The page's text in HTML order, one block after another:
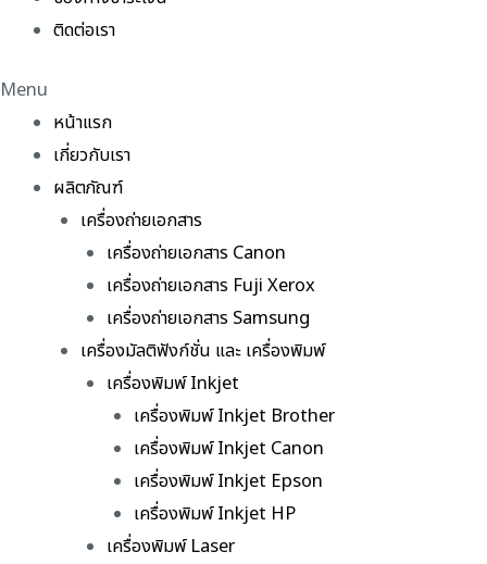
ติดต่อเรา
Menu
หน้าแรก
เกี่ยวกับเรา
ผลิตภัณฑ์
เครื่องถ่ายเอกสาร
เครื่องถ่ายเอกสาร Canon
เครื่องถ่ายเอกสาร Fuji Xerox
เครื่องถ่ายเอกสาร Samsung
เครื่องมัลติฟังก์ชั่น และ เครื่องพิมพ์
เครื่องพิมพ์ Inkjet
เครื่องพิมพ์ Inkjet Brother
เครื่องพิมพ์ Inkjet Canon
เครื่องพิมพ์ Inkjet Epson
เครื่องพิมพ์ Inkjet HP
เครื่องพิมพ์ Laser